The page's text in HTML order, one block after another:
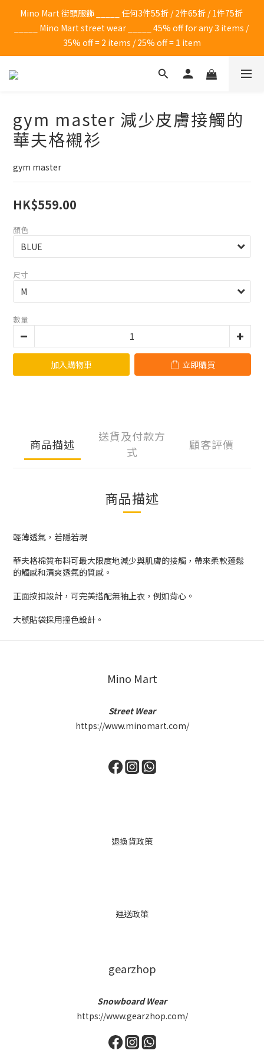
Mino Mart 街頭服飾 _____ 任何3件55折 / 2件65折 / 1件75折
_____ Mino Mart street wear _____ 45% off for any 3 items /
35% off = 2 items / 25% off = 1 item
gym master 減少皮膚接觸的
華夫格襯衫
gym master
HK$559.00
顏色
尺寸
數量
加入購物車 立即購買
商品描述
送貨及付款方
式
顧客評價
商品描述
輕薄透氣，若隱若現
華夫格棉質布料可最大限度地減少與肌膚的接觸，帶來柔軟蓬鬆
的觸感和清爽透氣的質感。
正面按扣設計，可完美搭配無袖上衣，例如背心。
大號貼袋採用撞色設計。
Mino Mart
Street Wear
https://www.minomart.com/
退換貨政策
運送政策
gearzhop
Snowboard Wear
https://www.gearzhop.com/